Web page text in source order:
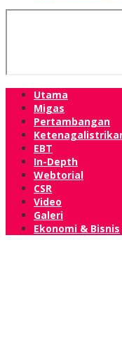
Utama
Migas
Pertambangan
EBT
In-Depth
Webtorial
CSR
Video
Galeri
Ekonomi & Bisnis